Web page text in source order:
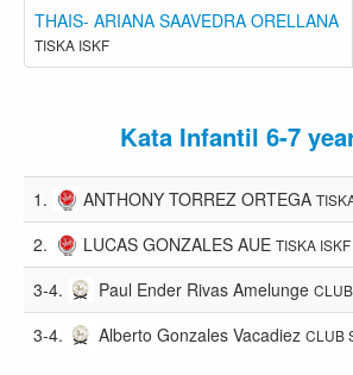
THAIS- ARIANA SAAVEDRA ORELLANA
TISKA ISKF
Kata Infantil 6-7
1. ANTHONY TORREZ ORTEGA
2. LUCAS GONZALES AUE TISKA ISKF
3-4. Paul Ender Rivas Amelunge
3-4. Alberto Gonzales Vacadiez CLUB